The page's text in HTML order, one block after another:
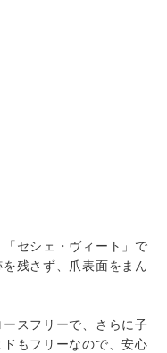
セシェ・ヴィート」で
残さず、爪表面をまん
スフリーで、さらに子
もフリーなので、安心